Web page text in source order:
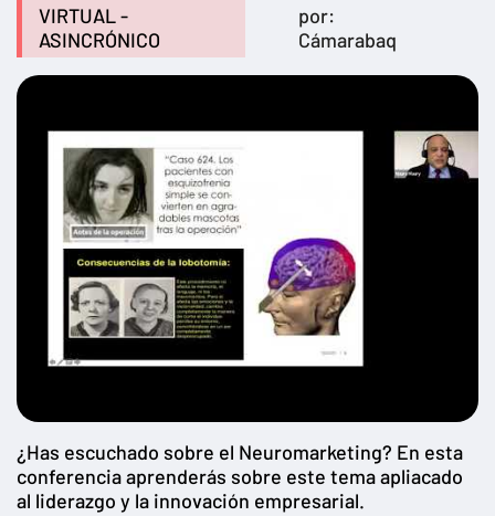
VIRTUAL -
ASINCRÓNICO
por:
Cámarabaq
¿Has escuchado sobre el Neuromarketing? En esta
conferencia aprenderás sobre este tema apliacado
al liderazgo y la innovación empresarial.